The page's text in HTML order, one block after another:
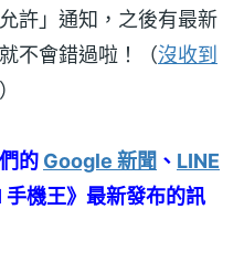
許」通知，之後有最新
不會錯過啦！（沒收到
）
的 Google 新聞 、 LINE
機王》最新發布的訊